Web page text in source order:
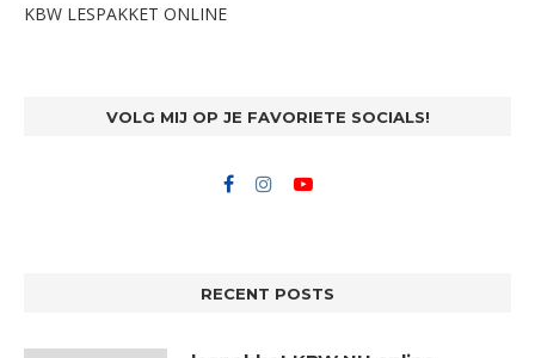
KBW LESPAKKET ONLINE
VOLG MIJ OP JE FAVORIETE SOCIALS!
RECENT POSTS